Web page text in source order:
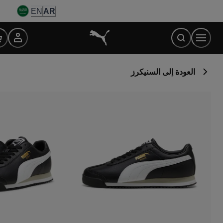
Content
AR
EN
العودة إلى السنيكرز